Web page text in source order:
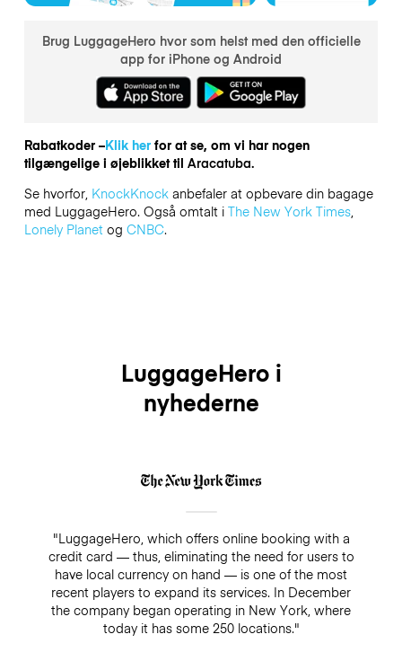
Brug LuggageHero hvor som helst med den officielle
app for iPhone og Android
Rabatkoder –Klik herfor at se, om vi har nogen
tilgængelige i øjeblikket til Aracatuba.
Se hvorfor, KnockKnockanbefaler at opbevare din bagage
med LuggageHero. Også omtalt i The New York Times,
Lonely Planetog CNBC.
LuggageHero i
nyhederne
"LuggageHero, which offers online booking with a
credit card — thus, eliminating the need for users to
have local currency on hand — is one of the most
recent players to expand its services. In December
the company began operating in New York, where
today it has some 250 locations."